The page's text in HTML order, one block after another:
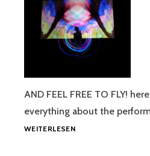
AND FEEL FREE TO FLY!
everything about the
WEITERLESENSPACE